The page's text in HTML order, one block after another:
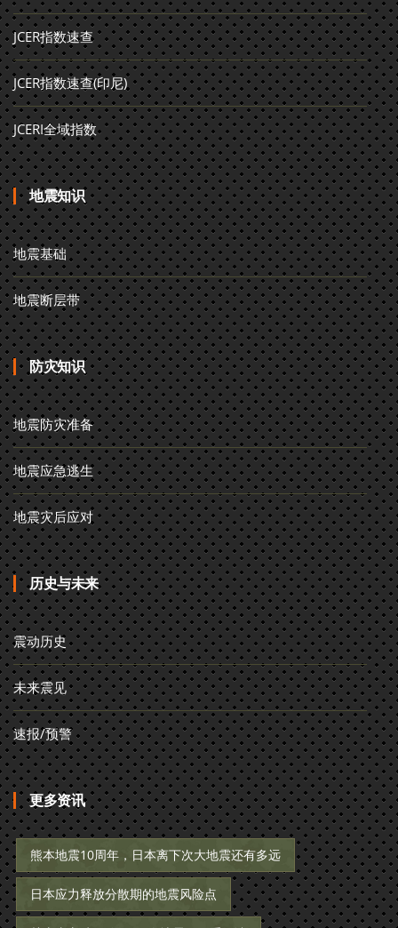
JCER指数速查
JCER指数速查(印尼)
JCERI全域指数
地震知识
地震基础
地震断层带
防灾知识
地震防灾准备
地震应急逃生
地震灾后应对
历史与未来
震动历史
未来震见
速报/预警
更多资讯
熊本地震10周年，日本离下次大地震还有多远
日本应力释放分散期的地震风险点